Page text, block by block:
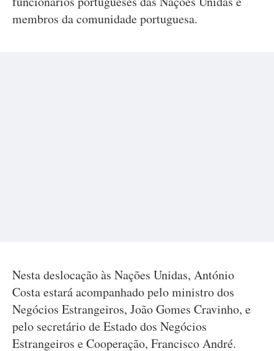
membros da comunidade portuguesa.
Nesta deslocação às Nações Unidas, António
Costa estará acompanhado pelo ministro dos
Negócios Estrangeiros, João Gomes Cravinho, e
pelo secretário de Estado dos Negócios
Estrangeiros e Cooperação, Francisco André.